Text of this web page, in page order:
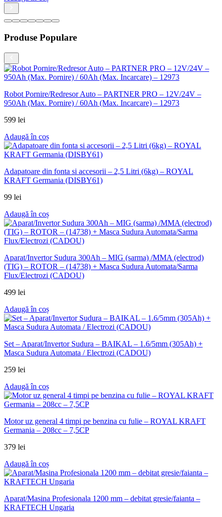
Produse Populare
Robot Pornire/Redresor Auto – PARTNER PRO – 12V/24V –
950Ah (Max. Pornire) / 60Ah (Max. Incarcare) – 12973
599 lei
Adaugă în coș
Adapatoare din fonta si accesorii – 2,5 Litri (6kg) – ROYAL
KRAFT Germania (DISBY61)
99 lei
Adaugă în coș
Aparat/Invertor Sudura 300Ah – MIG (sarma) /MMA (electrod)
(TIG) – ROTOR – (14738) + Masca Sudura Automata/Sarma
Flux/Electrozi (CADOU)
499 lei
Adaugă în coș
Set – Aparat/Invertor Sudura – BAIKAL – 1.6/5mm (305Ah) +
Masca Sudura Automata / Electrozi (CADOU)
259 lei
Adaugă în coș
Motor uz general 4 timpi pe benzina cu fulie – ROYAL KRAFT
Germania – 208cc – 7,5CP
379 lei
Adaugă în coș
Aparat/Masina Profesionala 1200 mm – debitat gresie/faianta –
KRAFTECH Ungaria